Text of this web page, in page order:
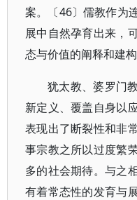
案。〔46〕儒教作为
展中自然孕育出来，
态与价值的阐释和建构
犹太教、婆罗门
新定义、覆盖自身以
表现出了断裂性和非
事宗教之所以过度繁
多的社会期待。与之
有着常态性的发育与